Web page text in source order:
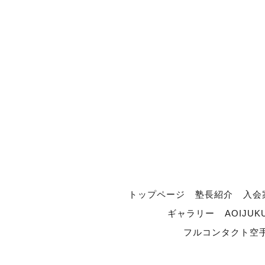
トップページ 塾長紹介
入
ギャラリー
フルコンタクト空